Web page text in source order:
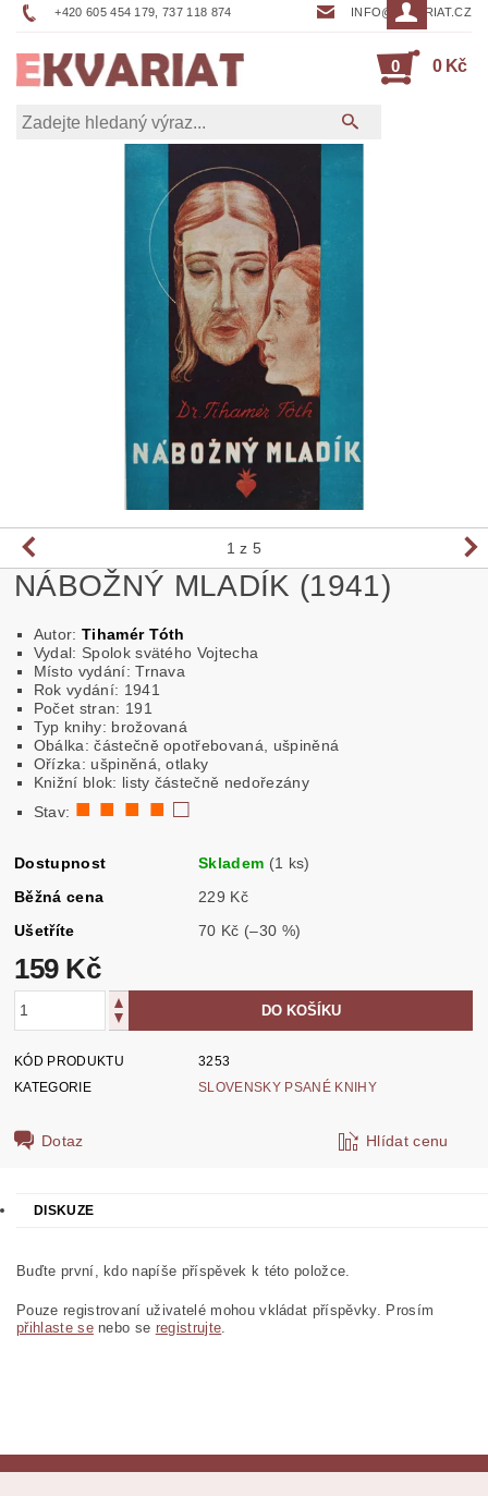
+420 605 454 179, 737 118 874 INFO@EKVARIAT.CZ
0 0 Kč
1 z 5
NÁBOŽNÝ MLADÍK (1941)
Autor: Tihamér Tóth
Vydal: Spolok svätého Vojtecha
Místo vydání: Trnava
Rok vydání: 1941
Počet stran: 191
Typ knihy: brožovaná
Obálka: částečně opotřebovaná, ušpiněná
Ořízka: ušpiněná, otlaky
Knižní blok: listy částečně nedořezány
Stav: ■ ■ ■ ■ □
Dostupnost Skladem (1 ks)
Běžná cena
229 Kč
Ušetříte
70 Kč (–30 %)
159 Kč
KÓD PRODUKTU
3253
KATEGORIE
SLOVENSKY PSANÉ KNIHY
Dotaz Hlídat cenu
DISKUZE
Buďte první, kdo napíše příspěvek k této položce.
Pouze registrovaní uživatelé mohou vkládat příspěvky. Prosím
přihlaste senebo se registrujte.